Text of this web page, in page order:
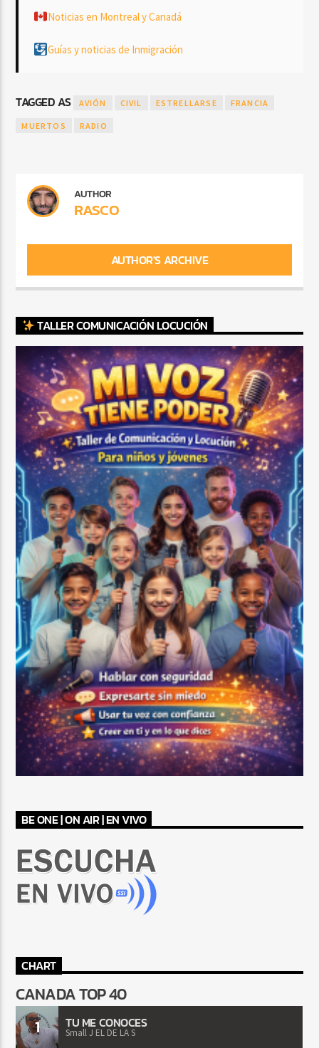
Noticias en Montreal y Canadá
Guías y noticias de Inmigración
TAGGED AS AVIÓN CIVIL ESTRELLARSE FRANCIA
MUERTOS RADIO
AUTHOR
RASCO
AUTHOR'S ARCHIVE
TALLER COMUNICACIÓN LOCUCIÓN
BE ONE | ON AIR | EN VIVO
CHART
CANADA TOP 40
1 TU ME CONOCES
Small J EL DE LA S